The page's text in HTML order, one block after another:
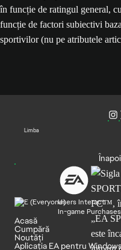
în funcție de ratingul general,
funcție de factori subiectivi
sportivilor (nu pe atributele
Limba
Users Interact
In-game
Acasă
Cumpără
Noutăți
Aplicația EA pentru